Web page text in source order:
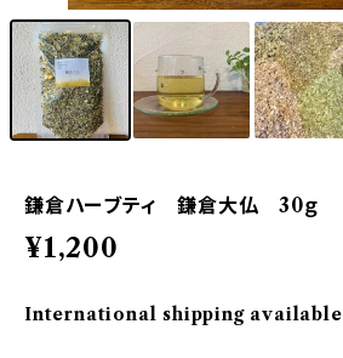
鎌倉ハーブティ 鎌倉大仏 30ｇ
¥1,200
International shipping available